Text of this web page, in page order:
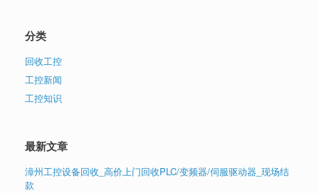
分类
回收工控
工控新闻
工控知识
最新文章
漳州工控设备回收_高价上门回收PLC/变频器/伺服驱动器_现场结
款